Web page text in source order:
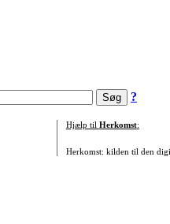
?
Hjælp til Herkomst:
Herkomst: kilden til den